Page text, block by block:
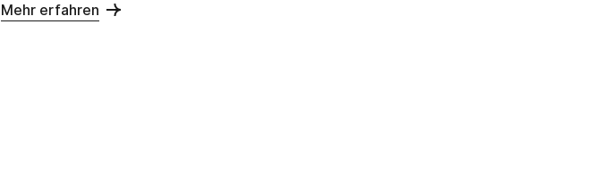
Mehr erfahren